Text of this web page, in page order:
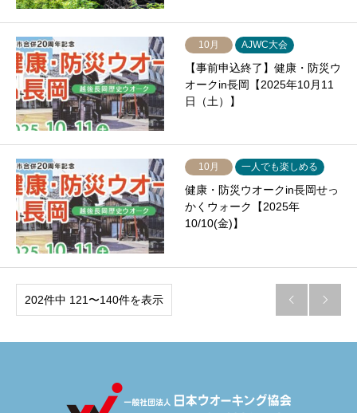
10月 AJWC大会
【事前申込終了】健康・防災ウ
オークin長岡【2025年10月11
日（土）】
10月 一人でも楽しめる
健康・防災ウオークin長岡せっ
かくウォーク【2025年
10/10(金)】
202件中 121〜140件を表示  